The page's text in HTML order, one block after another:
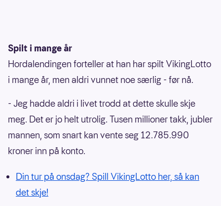
Spilt i mange år
Hordalendingen forteller at han har spilt VikingLotto
i mange år, men aldri vunnet noe særlig - før nå.
- Jeg hadde aldri i livet trodd at dette skulle skje
meg. Det er jo helt utrolig. Tusen millioner takk, jubler
mannen, som snart kan vente seg 12.785.990
kroner inn på konto.
Din tur på onsdag? Spill VikingLotto her, så kan
det skje!